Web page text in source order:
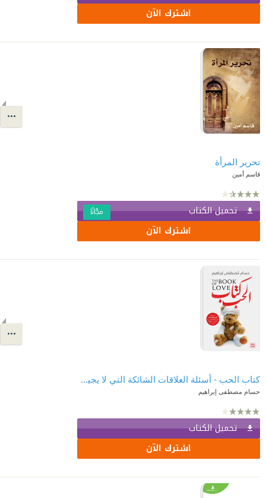
اشترك الآن
تحرير المرأة
قاسم أمين
تحميل الكتاب مجّانًا
اشترك الآن
كتاب الحب - أسئلة العلاقات الشائكة التي لا يجيب عليها أحد
حسام مصطفى إبراهيم
تحميل الكتاب
اشترك الآن